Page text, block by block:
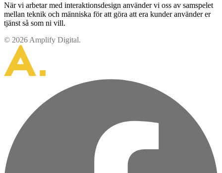
När vi arbetar med interaktionsdesign använder vi oss av samspelet
mellan teknik och människa för att göra att era kunder använder er
tjänst så som ni vill.
© 2026 Amplify Digital.